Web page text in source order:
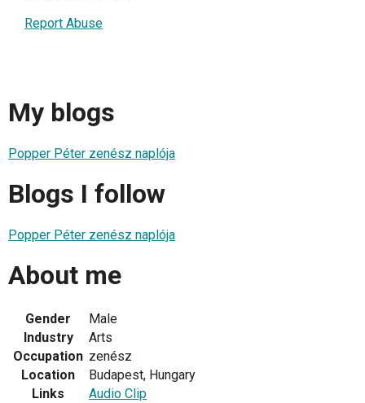
Report Abuse
My blogs
Popper Péter zenész naplója
Blogs I follow
Popper Péter zenész naplója
About me
Gender
Male
Industry
Arts
Occupation zenész
Location
Budapest, Hungary
Links
Audio Clip